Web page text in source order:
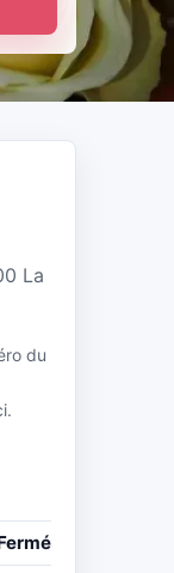
La
du